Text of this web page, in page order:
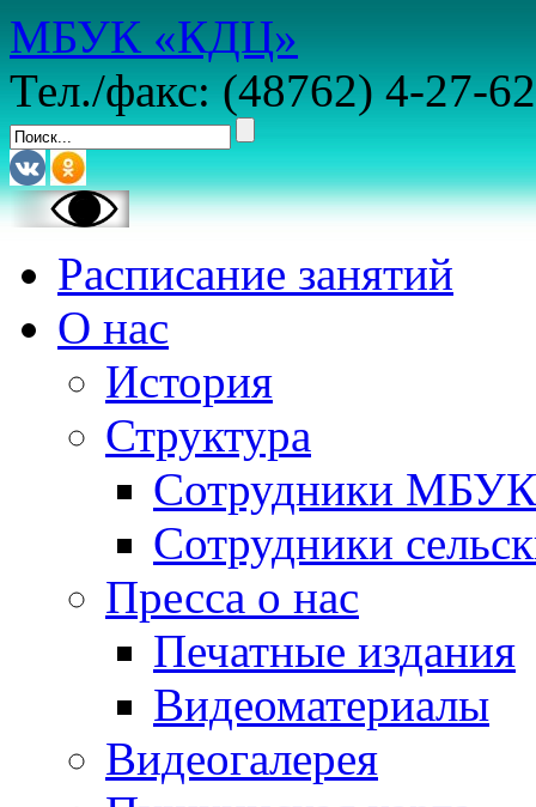
МБУК «КДЦ»
Тел./факс: (48762) 4-27-62
Расписание занятий
О нас
История
Структура
Сотрудники
Сотрудники
Пресса о нас
Печатные издания
Видеоматериалы
Видеогалерея